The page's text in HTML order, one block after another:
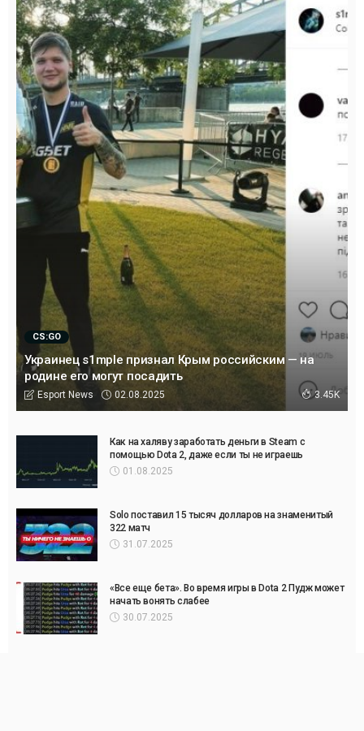
CS:GO
Украинец s1mple признал Крым российским — на
родине его могут посадить
Esport News 02.08.2025 3.45K
Как на халяву заработать деньги в Steam с
помощью Dota 2, даже если ты не играешь
01.08.2025
Solo поставил 15 тысяч долларов на знаменитый
322 матч
31.07.2025
«Все еще бета». Во время игры в Dota 2 Пудж может
начать вонять слабее
30.07.2025